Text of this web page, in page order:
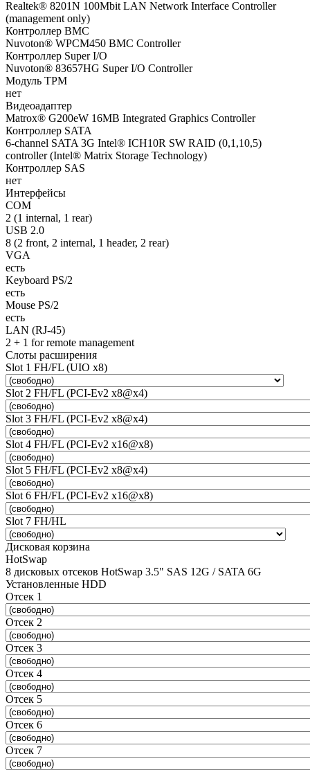
Realtek® 8201N 100Mbit LAN Network Interface Controller
(management only)
Контроллер BMC
Nuvoton® WPCM450 BMC Controller
Контроллер Super I/O
Nuvoton® 83657HG Super I/O Controller
Модуль TPM
нет
Видеоадаптер
Matrox® G200eW 16MB Integrated Graphics Controller
Контроллер SATA
6-channel SATA 3G Intel® ICH10R SW RAID (0,1,10,5)
controller (Intel® Matrix Storage Technology)
Контроллер SAS
нет
Интерфейсы
COM
2 (1 internal, 1 rear)
USB 2.0
8 (2 front, 2 internal, 1 header, 2 rear)
VGA
есть
Keyboard PS/2
есть
Mouse PS/2
есть
LAN (RJ-45)
2 + 1 for remote management
Слоты расширения
Slot 1 FH/FL (UIO x8)
Slot 2 FH/FL (PCI-Ev2 x8@x4)
Slot 3 FH/FL (PCI-Ev2 x8@x4)
Slot 4 FH/FL (PCI-Ev2 x16@x8)
Slot 5 FH/FL (PCI-Ev2 x8@x4)
Slot 6 FH/FL (PCI-Ev2 x16@x8)
Slot 7 FH/HL
Дисковая корзина
HotSwap
8 дисковых отсеков HotSwap 3.5" SAS 12G / SATA 6G
Установленные HDD
Отсек 1
Отсек 2
Отсек 3
Отсек 4
Отсек 5
Отсек 6
Отсек 7